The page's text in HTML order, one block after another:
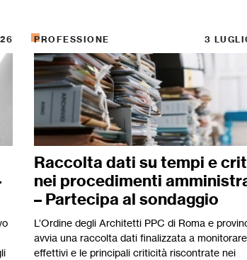
PROFESSIONE 3
Raccolta dati su tempi e
nei procedimenti
– Partecipa al sondaggio
L’Ordine degli Architetti PPC di Roma e
avvia una raccolta dati finalizzata a
effettivi e le principali criticità riscontrate nei